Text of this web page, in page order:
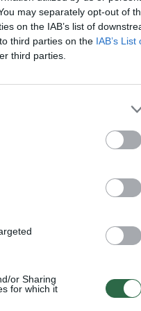
may separately opt-out of
on the IAB’s list of
third parties on the IAB’s List
third parties.
or Sharing
for which it
– feisbuke
kai neįvyko rugsėjį